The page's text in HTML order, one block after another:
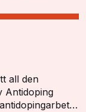
all den
Antidoping